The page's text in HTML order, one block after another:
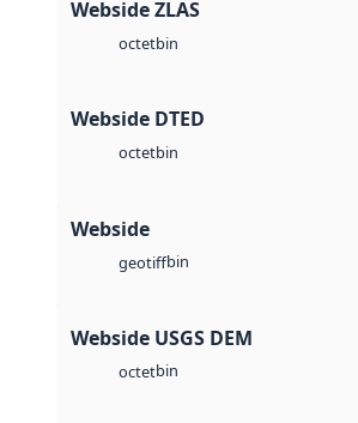
Webside ZLAS
octetbin
Webside DTED
octetbin
Webside
geotiffbin
Webside USGS DEM
octetbin